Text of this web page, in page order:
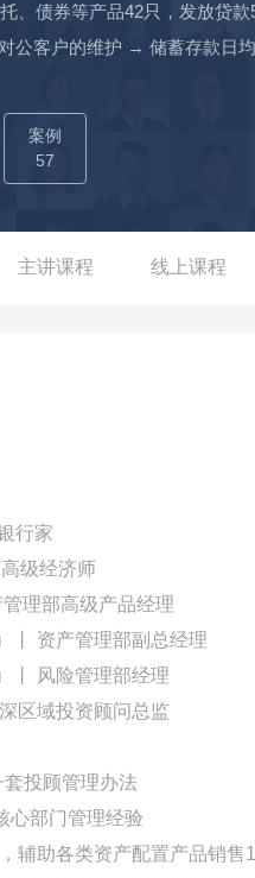
、债券等产品42只，发放贷
公客户的维护 → 储蓄存款日
证券9.5亿 【01】-带领瑞承
二手份额母基金1.25亿，
→2017-2018年：连续投资业
内从全国倒数第二提升为全
案例
57
主讲课程 线上课程
行家
级经济师
理部高级产品经理
丨 资产管理部副总经理
丨 风险管理部经理
区域投资顾问总监
投顾管理办法
心部门管理经验
辅助各类资产配置产品销售